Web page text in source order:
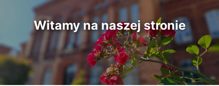
Witamy na naszej stronie